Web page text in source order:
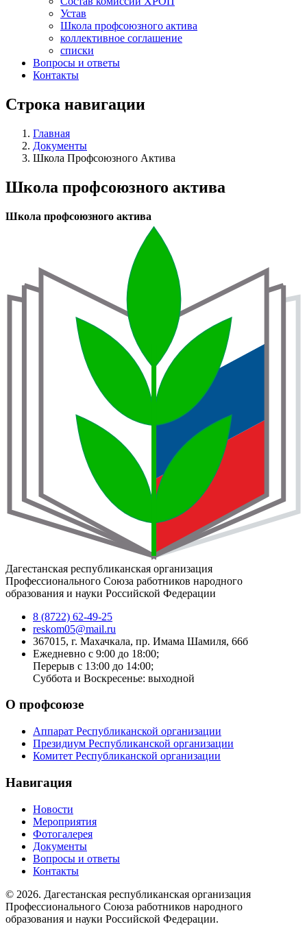
Устав
Школа профсоюзного актива
коллективное соглашение
списки
Вопросы и ответы
Контакты
Строка навигации
Главная
Документы
Школа Профсоюзного Актива
Школа профсоюзного актива
Школа профсоюзного актива
Дагестанская республиканская организация
Профессионального Союза работников народного
образования и науки Российской Федерации
8 (8722) 62-49-25
reskom05@mail.ru
367015, г. Махачкала, пр. Имама Шамиля, 66б
Ежедневно с 9:00 до 18:00;
Перерыв с 13:00 до 14:00;
Суббота и Воскресенье: выходной
О профсоюзе
Аппарат Республиканской организации
Президиум Республиканской организации
Комитет Республиканской организации
Навигация
Новости
Мероприятия
Фотогалерея
Документы
Вопросы и ответы
Контакты
© 2026. Дагестанская республиканская организация
Профессионального Союза работников народного
образования и науки Российской Федерации.